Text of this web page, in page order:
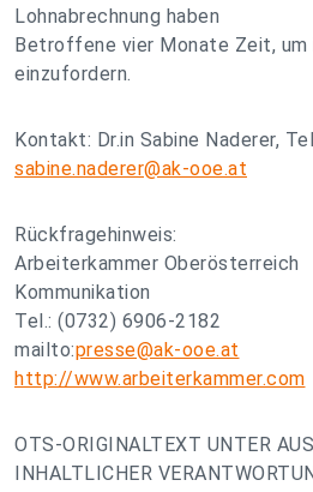
Lohnabrechnung haben
Betroffene vier Monate Zeit, um
einzufordern.
Kontakt: Dr.in Sabine Naderer,
sabine.naderer@ak-ooe.at
Rückfragehinweis:
Arbeiterkammer Oberösterreich
Kommunikation
Tel.: (0732) 6906-2182
mailto:presse@ak-ooe.at
http://www.arbeiterkammer.com
OTS-ORIGINALTEXT UNTER
INHALTLICHER